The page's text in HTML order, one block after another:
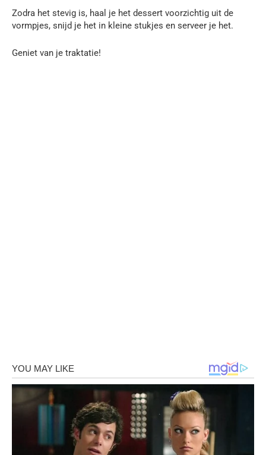
Zodra het stevig is, haal je het dessert voorzichtig uit de
vormpjes, snijd je het in kleine stukjes en serveer je het.
Geniet van je traktatie!